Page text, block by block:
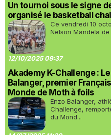
Un tournoi sous le signe
organisé le basketball
Ce vendredi 10
Nelson Mandela
12/10/2025 09:37
Akademy K-Challenge :
Balanger, premier
Monde de Moth à foils
Enzo Balanger,
Challenge,
du Mond...